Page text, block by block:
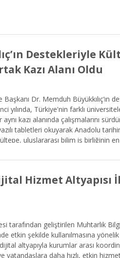
Destekleriyle
Kazı Alanı Oldu
Dr. Memduh Büyükkılıç’ın
yılında, Türkiye'nin farklı
kazı alanında çalışmalarını
tabletleri okuyarak Anadolu
uluslararası bilim iş birliğinin
Hizmet Altyapısı
tarafından geliştirilen Muhtarlık
etkin şekilde kullanılmasına
altyapıyla kurumlar arası
vatandaşlara daha hızlı, etkin